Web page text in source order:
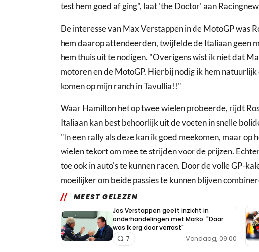
test hem goed af ging", laat 'the Doctor' aan
De interesse van Max Verstappen in de MotoGP was
hem daarop attendeerden, twijfelde de Italiaan geen
hem thuis uit te nodigen. "Overigens wist ik niet dat
motoren en de MotoGP. Hierbij nodig ik hem
komen op mijn ranch in Tavullia!!"
Waar Hamilton het op twee wielen probeerde, rijdt
Italiaan kan best behoorlijk uit de voeten in snelle
"In een rally als deze kan ik goed meekomen, maar op
wielen tekort om mee te strijden voor de prijzen.
toe ook in auto's te kunnen racen. Door de volle GP-
moeilijker om beide passies te kunnen blijven
MEEST GELEZEN
Jos Verstappen geeft inzicht in
onderhandelingen met Marko: "Daar
was ik erg door verrast"
Vandaag, 09:00
7